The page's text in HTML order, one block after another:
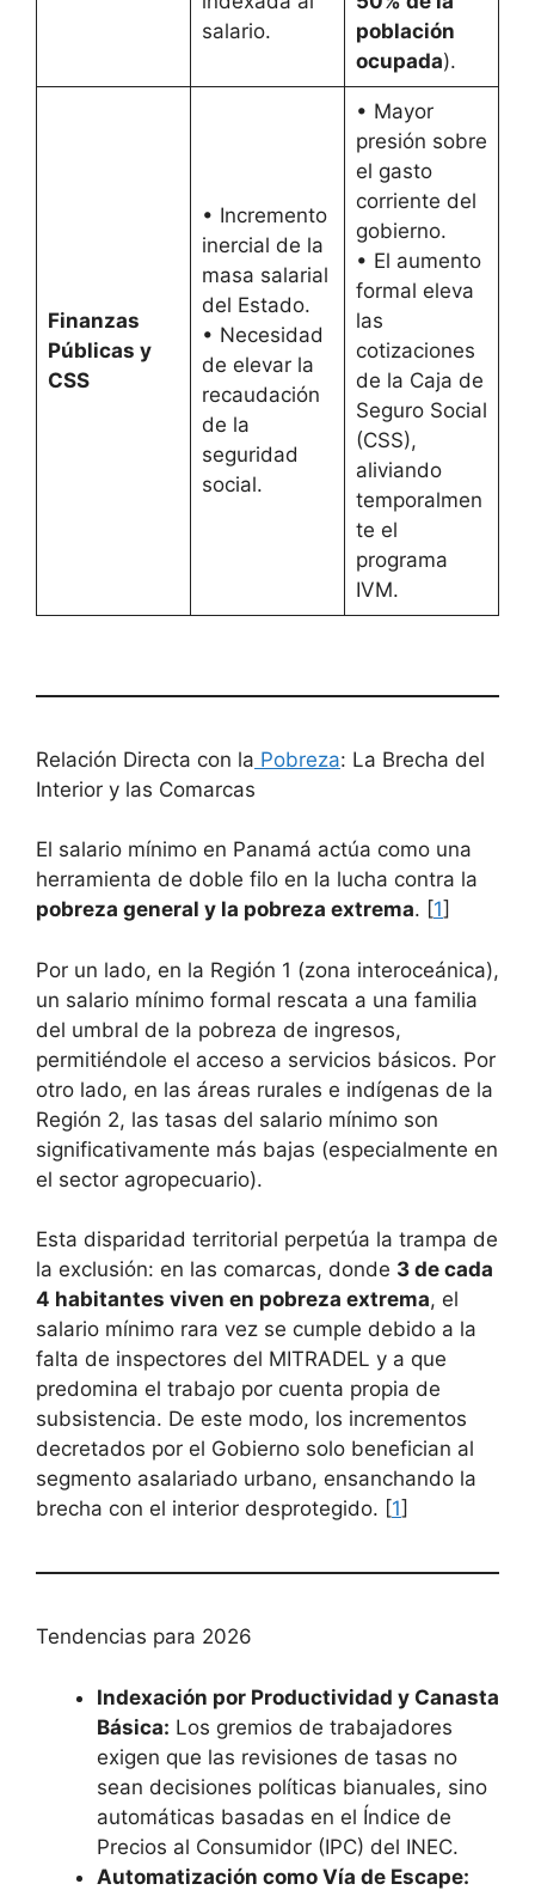
salario.
población
ocupada).
Finanzas
Públicas y
CSS
• Incremento
inercial de la
masa salarial
del Estado.
• Necesidad
de elevar la
recaudación
de la
seguridad
social.
• Mayor
presión sobre
el gasto
corriente del
gobierno.
• El aumento
formal eleva
las
cotizaciones
de la Caja de
Seguro Social
(CSS),
aliviando
temporalmen
te el
programa
IVM.
Relación Directa con la Pobreza: La Brecha del
Interior y las Comarcas
El salario mínimo en Panamá actúa como una
herramienta de doble filo en la lucha contra la
pobreza general y la pobreza extrema. [1]
Por un lado, en la Región 1 (zona interoceánica),
un salario mínimo formal rescata a una familia
del umbral de la pobreza de ingresos,
permitiéndole el acceso a servicios básicos. Por
otro lado, en las áreas rurales e indígenas de la
Región 2, las tasas del salario mínimo son
significativamente más bajas (especialmente en
el sector agropecuario).
Esta disparidad territorial perpetúa la trampa de
la exclusión: en las comarcas, donde 3 de cada
4 habitantes viven en pobreza extrema, el
salario mínimo rara vez se cumple debido a la
falta de inspectores del MITRADEL y a que
predomina el trabajo por cuenta propia de
subsistencia. De este modo, los incrementos
decretados por el Gobierno solo benefician al
segmento asalariado urbano, ensanchando la
brecha con el interior desprotegido. [1]
Tendencias para 2026
Indexación por Productividad y Canasta
Básica: Los gremios de trabajadores
exigen que las revisiones de tasas no
sean decisiones políticas bianuales, sino
automáticas basadas en el Índice de
Precios al Consumidor (IPC) del INEC.
Automatización como Vía de Escape: